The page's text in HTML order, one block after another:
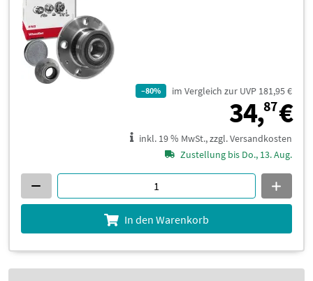
–80% im Vergleich zur UVP 181,95 €
34,87€
inkl. 19 % MwSt., zzgl. Versandkosten
Zustellung bis Do., 13. Aug.
In den Warenkorb